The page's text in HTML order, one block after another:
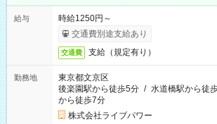
給与
時給1250円～
交通費別途支給あり
交通費 支給（規定有り）
勤務地
東京都文京区
後楽園駅から徒歩5分 / 水道橋駅から徒
から徒歩7分
株式会社ライブパワー